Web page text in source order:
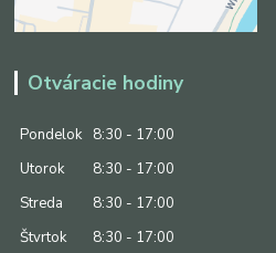
Otváracie hodiny
Pondelok
8:30 - 17:00
Utorok
8:30 - 17:00
Streda
8:30 - 17:00
Štvrtok
8:30 - 17:00